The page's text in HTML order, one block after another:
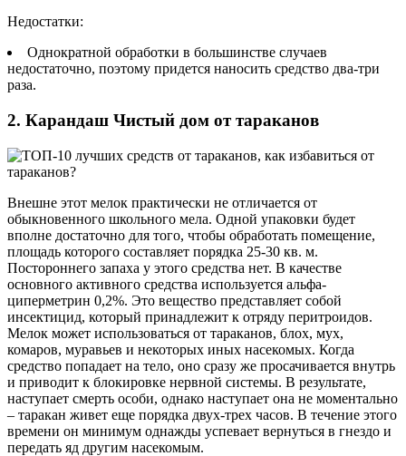
Недостатки:
Однократной обработки в большинстве случаев
недостаточно, поэтому придется наносить средство два-три
раза.
2. Карандаш Чистый дом от тараканов
Внешне этот мелок практически не отличается от
обыкновенного школьного мела. Одной упаковки будет
вполне достаточно для того, чтобы обработать помещение,
площадь которого составляет порядка 25-30 кв. м.
Постороннего запаха у этого средства нет. В качестве
основного активного средства используется альфа-
циперметрин 0,2%. Это вещество представляет собой
инсектицид, который принадлежит к отряду перитроидов.
Мелок может использоваться от тараканов, блох, мух,
комаров, муравьев и некоторых иных насекомых. Когда
средство попадает на тело, оно сразу же просачивается внутрь
и приводит к блокировке нервной системы. В результате,
наступает смерть особи, однако наступает она не моментально
– таракан живет еще порядка двух-трех часов. В течение этого
времени он минимум однажды успевает вернуться в гнездо и
передать яд другим насекомым.